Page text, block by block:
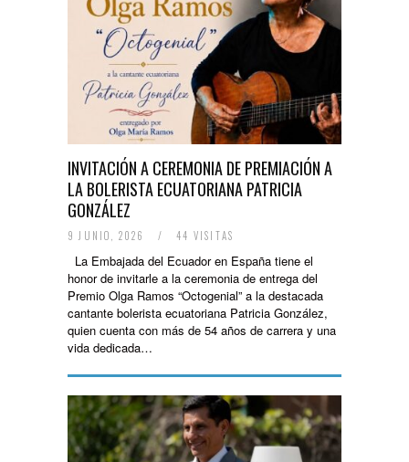
INVITACIÓN A CEREMONIA DE PREMIACIÓN A
LA BOLERISTA ECUATORIANA PATRICIA
GONZÁLEZ
9 JUNIO, 2026 / 44 VISITAS
La Embajada del Ecuador en España tiene el
honor de invitarle a la ceremonia de entrega del
Premio Olga Ramos “Octogenial” a la destacada
cantante bolerista ecuatoriana Patricia González,
quien cuenta con más de 54 años de carrera y una
vida dedicada…